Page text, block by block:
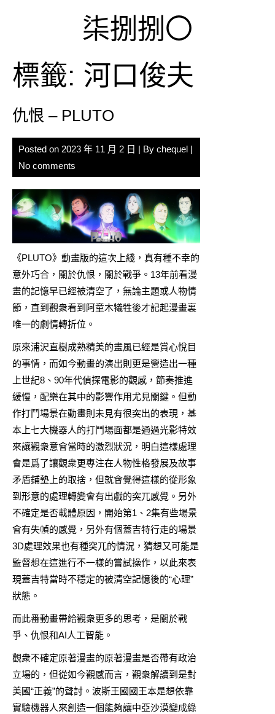
柒捌捌〇
標籤: 河口俊夫
仇恨 – PLUTO
Posted on 2023 年 11 月 2 日 | By chequel |
No comments
《PLUTO》動畫版的這次上綫，真有種不幸的
意外巧合，關於仇恨，關於戰爭。13年前看漫
畫的記憶早已經被清空了，無論主題或人物情
節，直到觀衆看到阿童木犧牲後才記起漫畫裏
唯一的劇情轉折位。
原來浦沢直樹成熟精美的畫風已經是賞心悅目
的事情，而如今動畫的演出則更是營造出一種
上世紀8、90年代偵探電影的觀感，節奏推進
緩慢，配樂在其中的影響作用尤見關鍵。但動
作打鬥場景在動畫則未見有很突出的表現，基
本上七大機器人的打鬥場面都是通過光影特效
來讓觀衆意會當時的激烈狀況，明白這樣處理
會是爲了讓觀衆更專注在人物性格發展及故事
矛盾鋪墊上的取捨，但就會覺得這樣的從形象
到形意的處理轉變會有出戲的突兀感覺。另外
不確定是否載體原因，開始第1、2集有些場景
會有失幀的感覺，另外有個蓋吉特行走的場景
3D處理效果也有種突兀的情況，猜想又可能是
監督想在這進行不一樣的嘗試操作，以此來表
現蓋吉特當時不穩定的被清空記憶後的“心理”
狀態。
而此番動畫帶給觀衆更多的思考，是關於戰
爭、仇恨和AI人工智能。
觀衆不確定原著漫畫的原著漫畫是否帶有政治
立場的，但從如今觀感而言，觀衆解讀到是對
美國“正義”的聲討。波斯王國國王本是想依靠
實驗機器人來創造一個能夠讓中亞沙漠變成綠